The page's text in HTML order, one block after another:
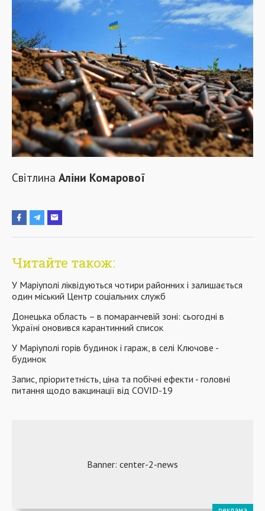
Світлина Аліни Комарової
Читайте також:
У Маріуполі ліквідуються чотири районних і залишається
один міський Центр соціальних служб
Донецька область – в помаранчевій зоні: сьогодні в
Україні оновився карантинний список
У Маріуполі горів будинок і гараж, в селі Ключове -
будинок
Запис, пріоритетність, ціна та побічні ефекти - головні
питання щодо вакцинації від COVID-19